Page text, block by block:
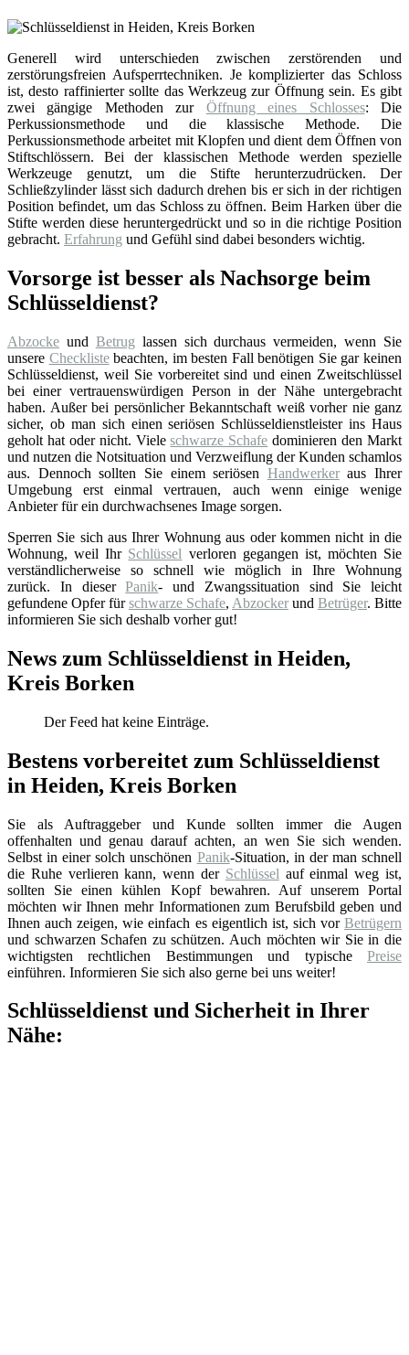
Generell wird unterschieden zwischen zerstörenden und
zerstörungsfreien Aufsperrtechniken. Je komplizierter das Schloss
ist, desto raffinierter sollte das Werkzeug zur Öffnung sein. Es gibt
zwei gängige Methoden zur Öffnung eines Schlosses: Die
Perkussionsmethode und die klassische Methode. Die
Perkussionsmethode arbeitet mit Klopfen und dient dem Öffnen von
Stiftschlössern. Bei der klassischen Methode werden spezielle
Werkzeuge genutzt, um die Stifte herunterzudrücken. Der
Schließzylinder lässt sich dadurch drehen bis er sich in der richtigen
Position befindet, um das Schloss zu öffnen. Beim Harken über die
Stifte werden diese heruntergedrückt und so in die richtige Position
gebracht. Erfahrung und Gefühl sind dabei besonders wichtig.
Vorsorge ist besser als Nachsorge beim
Schlüsseldienst?
Abzocke und Betrug lassen sich durchaus vermeiden, wenn Sie
unsere Checklistebeachten, im besten Fall benötigen Sie gar keinen
Schlüsseldienst, weil Sie vorbereitet sind und einen Zweitschlüssel
bei einer vertrauenswürdigen Person in der Nähe untergebracht
haben. Außer bei persönlicher Bekanntschaft weiß vorher nie ganz
sicher, ob man sich einen seriösen Schlüsseldienstleister ins Haus
geholt hat oder nicht. Vieleschwarze Schafe dominieren den Markt
und nutzen die Notsituation und Verzweiflung der Kunden schamlos
aus. Dennoch sollten Sie einem seriösen Handwerkeraus Ihrer
Umgebung erst einmal vertrauen, auch wenn einige wenige
Anbieter für ein durchwachsenes Image sorgen.
Sperren Sie sich aus Ihrer Wohnung aus oder kommen nicht in die
Wohnung, weil Ihr Schlüssel verloren gegangen ist, möchten Sie
verständlicherweise so schnell wie möglich in Ihre Wohnung
zurück. In dieserPanik- und Zwangssituation sind Sie leicht
gefundene Opfer fürschwarze Schafe, Abzocker und Betrüger. Bitte
informieren Sie sich deshalb vorher gut!
News zum Schlüsseldienst in Heiden,
Kreis Borken
Der Feed hat keine Einträge.
Bestens vorbereitet zum Schlüsseldienst
in Heiden, Kreis Borken
Sie als Auftraggeber und Kunde sollten immer die Augen
offenhalten und genau darauf achten, an wen Sie sich wenden.
Selbst in einer solch unschönen Panik-Situation, in der man schnell
die Ruhe verlieren kann, wenn der Schlüssel auf einmal weg ist,
sollten Sie einen kühlen Kopf bewahren. Auf unserem Portal
möchten wir Ihnen mehr Informationen zum Berufsbild geben und
Ihnen auch zeigen, wie einfach es eigentlich ist, sich vor Betrügern
und schwarzen Schafen zu schützen. Auch möchten wir Sie in die
wichtigsten rechtlichen Bestimmungen und typische Preise
einführen. Informieren Sie sich also gerne bei uns weiter!
Schlüsseldienst und Sicherheit in Ihrer
Nähe: